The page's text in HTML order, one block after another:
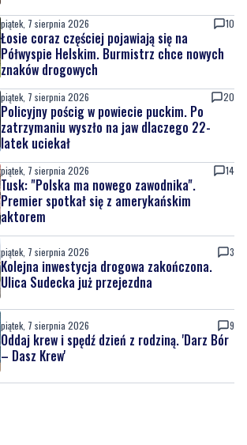
piątek, 7 sierpnia 2026 10
Łosie coraz częściej pojawiają się na
Półwyspie Helskim. Burmistrz chce nowych
znaków drogowych
piątek, 7 sierpnia 2026 20
Policyjny pościg w powiecie puckim. Po
zatrzymaniu wyszło na jaw dlaczego 22-
latek uciekał
piątek, 7 sierpnia 2026 14
Tusk: "Polska ma nowego zawodnika".
Premier spotkał się z amerykańskim
aktorem
piątek, 7 sierpnia 2026 3
Kolejna inwestycja drogowa zakończona.
Ulica Sudecka już przejezdna
piątek, 7 sierpnia 2026 9
Oddaj krew i spędź dzień z rodziną. 'Darz Bór
– Dasz Krew'